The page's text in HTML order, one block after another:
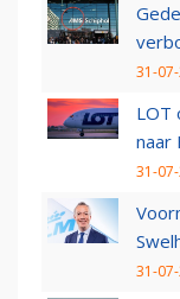
31-
LOT
naar
31-
31-